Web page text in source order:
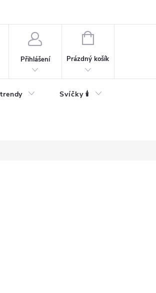
Přihlášení
NÁKUPNÍ
Prázdný košík
Svíčky 🕯️